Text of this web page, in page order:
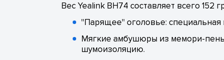
Вес Yealink BH74 составляет всего 152
"Парящее" оголовье: специальная
Мягкие амбушюры из мемори-
шумоизоляцию.